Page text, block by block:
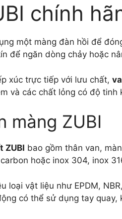
chính
một màng đàn hồi để
để ngăn dòng chảy hoặc
xúc trực tiếp với lưu chất,
và các chất lỏng có độ tinh
màng ZUBI
ZUBI bao gồm thân van,
hoặc inox 304, inox
loại vật liệu như EPDM,
có thể sử dụng tay